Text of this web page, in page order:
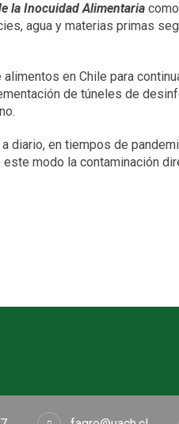
la Inocuidad Alimentaria
agua y materias primas
en Chile para
de túneles de
diario, en tiempos de
modo la contaminación